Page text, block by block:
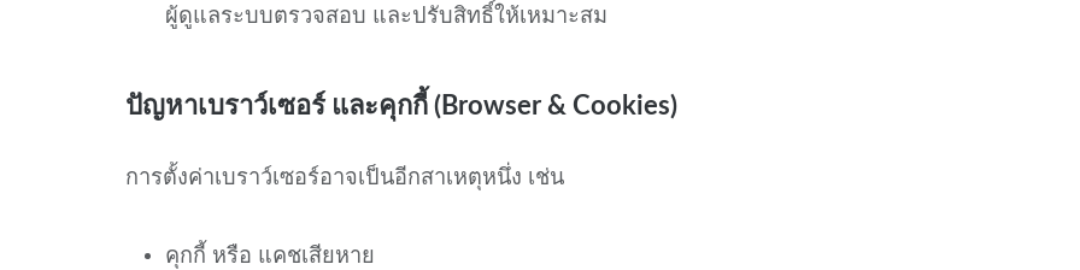
ผู้ดูแลระบบตรวจสอบ และปรับสิทธิ์ให้เหมาะสม
ปัญหาเบราว์เซอร์ และคุกกี้ (Browser & Cookies)
การตั้งค่าเบราว์เซอร์อาจเป็นอีกสาเหตุหนึ่ง เช่น
คุกกี้ หรือ แคชเสียหาย